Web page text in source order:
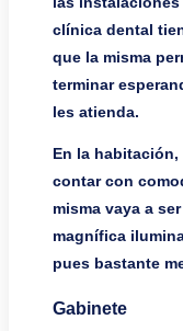
clínica dental
que la misma
terminar
les atienda.
En la
contar con
misma vaya a
magnífica
pues bastante
Gabinete